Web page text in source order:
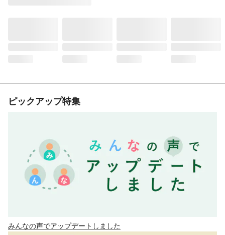
ピックアップ特集
みんなの声でアップデートしました